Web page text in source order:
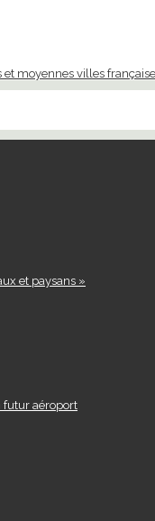
moyennes villes
et paysans »
futur aéroport